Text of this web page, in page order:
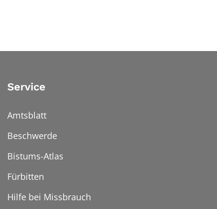
Service
Amtsblatt
Beschwerde
Bistums-Atlas
Fürbitten
Hilfe bei Missbrauch